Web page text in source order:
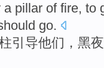
a pillar of fire, to
go.
引导他们 ， 黑夜